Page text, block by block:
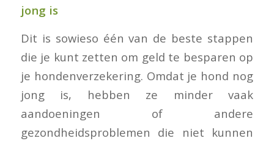
jong is
Dit is sowieso één van de beste stappen
die je kunt zetten om geld te besparen op
je hondenverzekering. Omdat je hond nog
jong is, hebben ze minder vaak
aandoeningen of andere
gezondheidsproblemen die niet kunnen